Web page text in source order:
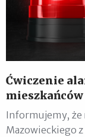
Ćwiczenie
mieszkańców
Informujemy, że
Mazowieckiego